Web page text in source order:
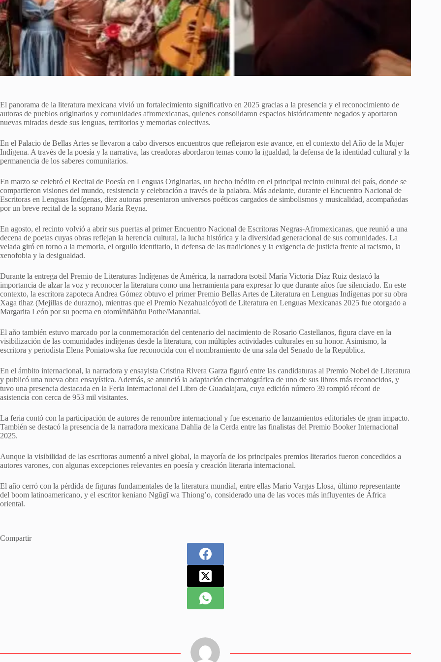
El panorama de la literatura mexicana vivió un fortalecimiento significativo en 2025 gracias a la presencia y el reconocimiento de
autoras de pueblos originarios y comunidades afromexicanas, quienes consolidaron espacios históricamente negados y aportaron
nuevas miradas desde sus lenguas, territorios y memorias colectivas.
En el Palacio de Bellas Artes se llevaron a cabo diversos encuentros que reflejaron este avance, en el contexto del Año de la Mujer
Indígena. A través de la poesía y la narrativa, las creadoras abordaron temas como la igualdad, la defensa de la identidad cultural y la
permanencia de los saberes comunitarios.
En marzo se celebró el Recital de Poesía en Lenguas Originarias, un hecho inédito en el principal recinto cultural del país, donde se
compartieron visiones del mundo, resistencia y celebración a través de la palabra. Más adelante, durante el Encuentro Nacional de
Escritoras en Lenguas Indígenas, diez autoras presentaron universos poéticos cargados de simbolismos y musicalidad, acompañadas
por un breve recital de la soprano María Reyna.
En agosto, el recinto volvió a abrir sus puertas al primer Encuentro Nacional de Escritoras Negras-Afromexicanas, que reunió a una
decena de poetas cuyas obras reflejan la herencia cultural, la lucha histórica y la diversidad generacional de sus comunidades. La
velada giró en torno a la memoria, el orgullo identitario, la defensa de las tradiciones y la exigencia de justicia frente al racismo, la
xenofobia y la desigualdad.
Durante la entrega del Premio de Literaturas Indígenas de América, la narradora tsotsil María Victoria Díaz Ruiz destacó la
importancia de alzar la voz y reconocer la literatura como una herramienta para expresar lo que durante años fue silenciado. En este
contexto, la escritora zapoteca Andrea Gómez obtuvo el primer Premio Bellas Artes de Literatura en Lenguas Indígenas por su obra
Xaga tlhaz (Mejillas de durazno), mientras que el Premio Nezahualcóyotl de Literatura en Lenguas Mexicanas 2025 fue otorgado a
Margarita León por su poema en otomí/hñähñu Pothe/Manantial.
El año también estuvo marcado por la conmemoración del centenario del nacimiento de Rosario Castellanos, figura clave en la
visibilización de las comunidades indígenas desde la literatura, con múltiples actividades culturales en su honor. Asimismo, la
escritora y periodista Elena Poniatowska fue reconocida con el nombramiento de una sala del Senado de la República.
En el ámbito internacional, la narradora y ensayista Cristina Rivera Garza figuró entre las candidaturas al Premio Nobel de Literatura
y publicó una nueva obra ensayística. Además, se anunció la adaptación cinematográfica de uno de sus libros más reconocidos, y
tuvo una presencia destacada en la Feria Internacional del Libro de Guadalajara, cuya edición número 39 rompió récord de
asistencia con cerca de 953 mil visitantes.
La feria contó con la participación de autores de renombre internacional y fue escenario de lanzamientos editoriales de gran impacto.
También se destacó la presencia de la narradora mexicana Dahlia de la Cerda entre las finalistas del Premio Booker Internacional
2025.
Aunque la visibilidad de las escritoras aumentó a nivel global, la mayoría de los principales premios literarios fueron concedidos a
autores varones, con algunas excepciones relevantes en poesía y creación literaria internacional.
El año cerró con la pérdida de figuras fundamentales de la literatura mundial, entre ellas Mario Vargas Llosa, último representante
del boom latinoamericano, y el escritor keniano Ngũgĩ wa Thiong’o, considerado una de las voces más influyentes de África
oriental.
Compartir